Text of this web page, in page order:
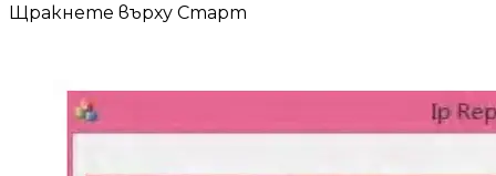
Щракнете върху Старт